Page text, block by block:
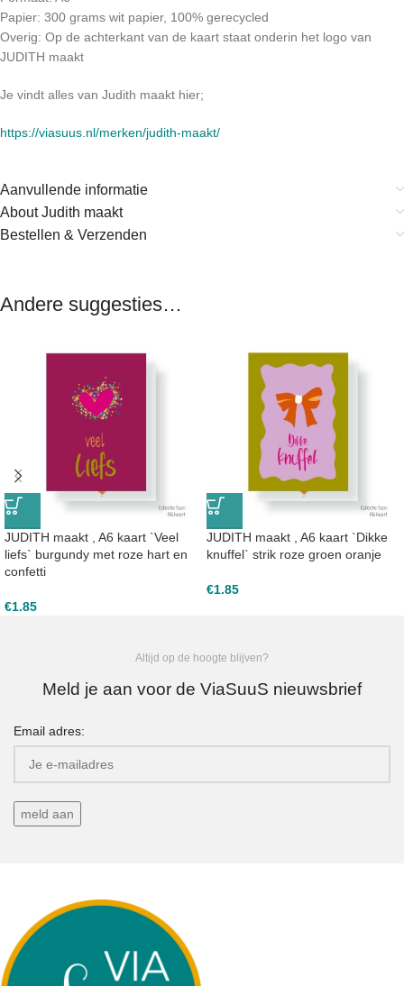
Papier: 300 grams wit papier, 100% gerecycled
Overig: Op de achterkant van de kaart staat onderin het logo van
JUDITH maakt
Je vindt alles van Judith maakt hier;
https://viasuus.nl/merken/judith-maakt/
Aanvullende informatie
About Judith maakt
Bestellen & Verzenden
Andere suggesties…
JUDITH maakt , A6 kaart `Veel
liefs` burgundy met roze hart en
confetti
€1.85
JUDITH maakt , A6 kaart `Dikke
knuffel` strik roze groen oranje
€1.85
Altijd op de hoogte blijven?
Meld je aan voor de ViaSuuS nieuwsbrief
Email adres: